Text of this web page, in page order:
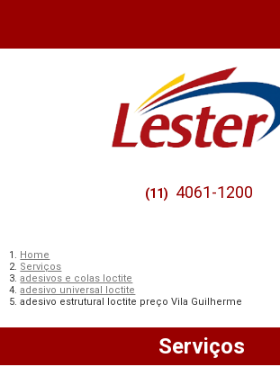
(11) 4061-1200
Home
Serviços
adesivos e colas loctite
adesivo universal loctite
adesivo estrutural loctite preço Vila Guilherme
Serviços